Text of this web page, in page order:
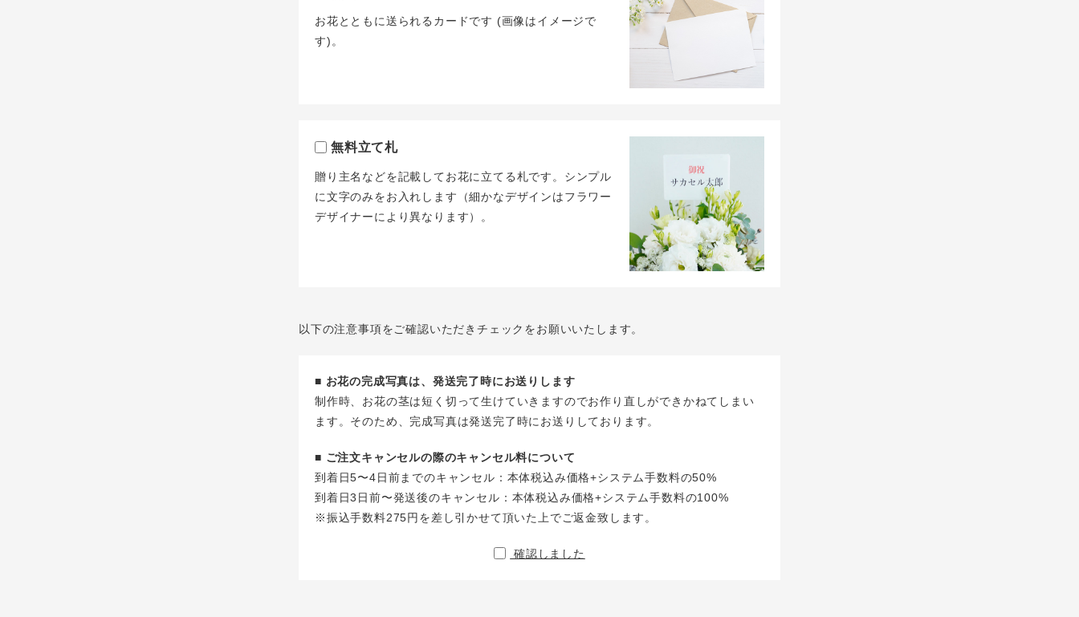
お花とともに送られるカードです (画像はイメージで
す)。
無料立て札
贈り主名などを記載してお花に立てる札です。シンプル
に文字のみをお入れします（細かなデザインはフラワー
デザイナーにより異なります）。
以下の注意事項をご確認いただきチェックをお願いいたします。
■ お花の完成写真は、発送完了時にお送りします
制作時、お花の茎は短く切って生けていきますのでお作り直しができかねてしまい
ます。そのため、完成写真は発送完了時にお送りしております。
■ ご注文キャンセルの際のキャンセル料について
到着日5〜4日前までのキャンセル：本体税込み価格+システム手数料の50%
到着日3日前〜発送後のキャンセル：本体税込み価格+システム手数料の100%
※振込手数料275円を差し引かせて頂いた上でご返金致します。
確認しました